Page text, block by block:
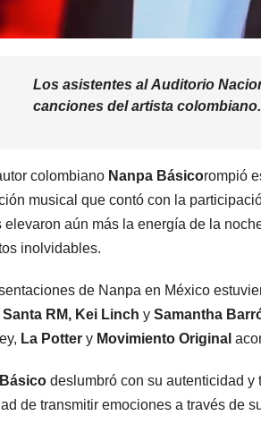
Los asistentes al Auditorio
canciones del artista colombiano.
colombiano Nanpa Básicorompió
musical que contó con la
elevaron aún más la energía de la
inolvidables.
de Nanpa en México
Santa RM, Kei Linch y Samantha
La Potter y Movimiento Original
deslumbró con su autenticidad
de transmitir emociones a través de